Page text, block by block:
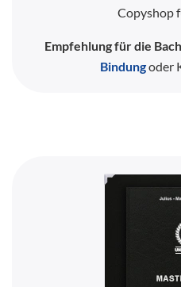
Copyshop
Empfehlung für die
Bindungoder